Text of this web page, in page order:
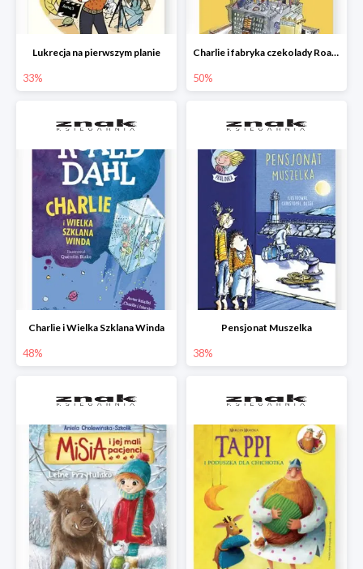
Lukrecja na pierwszym planie
33%
Charlie i fabryka czekolady Roald Dahl
50%
Charlie i Wielka Szklana Winda
48%
Pensjonat Muszelka
38%